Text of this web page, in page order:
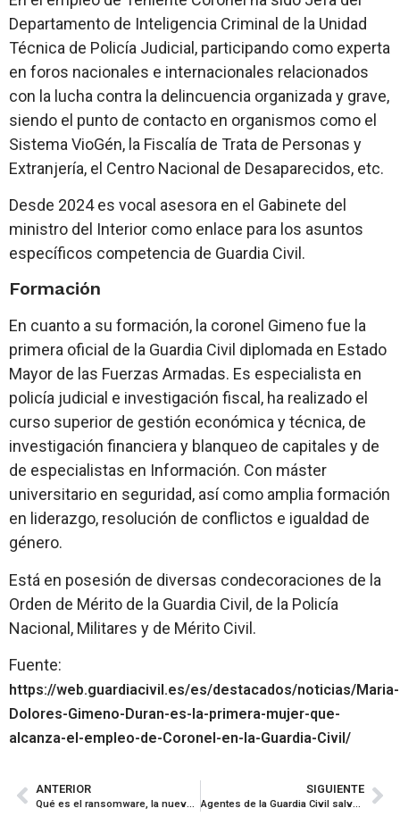
Departamento de Inteligencia Criminal de la Unidad
Técnica de Policía Judicial, participando como experta
en foros nacionales e internacionales relacionados
con la lucha contra la delincuencia organizada y grave,
siendo el punto de contacto en organismos como el
Sistema VioGén, la Fiscalía de Trata de Personas y
Extranjería, el Centro Nacional de Desaparecidos, etc.
Desde 2024 es vocal asesora en el Gabinete del
ministro del Interior como enlace para los asuntos
específicos competencia de Guardia Civil.
Formación
En cuanto a su formación, la coronel Gimeno fue la
primera oficial de la Guardia Civil diplomada en Estado
Mayor de las Fuerzas Armadas. Es especialista en
policía judicial e investigación fiscal, ha realizado el
curso superior de gestión económica y técnica, de
investigación financiera y blanqueo de capitales y de
de especialistas en Información. Con máster
universitario en seguridad, así como amplia formación
en liderazgo, resolución de conflictos e igualdad de
género.
Está en posesión de diversas condecoraciones de la
Orden de Mérito de la Guardia Civil, de la Policía
Nacional, Militares y de Mérito Civil.
Fuente:
https://web.guardiacivil.es/es/destacados/noticias/Maria-
Dolores-Gimeno-Duran-es-la-primera-mujer-que-
alcanza-el-empleo-de-Coronel-en-la-Guardia-Civil/
ANTERIOR SIGUIENTE
Agentes de la Guardia Civil salvan a un niño inconsciente por atragantamiento en Lugo